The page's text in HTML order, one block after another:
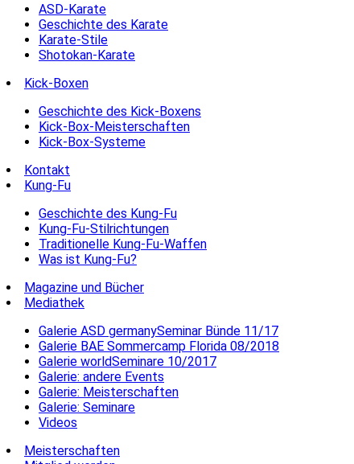
ASD-Karate
Geschichte des Karate
Karate-Stile
Shotokan-Karate
Kick-Boxen
Geschichte des Kick-Boxens
Kick-Box-Meisterschaften
Kick-Box-Systeme
Kontakt
Kung-Fu
Geschichte des Kung-Fu
Kung-Fu-Stilrichtungen
Traditionelle Kung-Fu-Waffen
Was ist Kung-Fu?
Magazine und Bücher
Mediathek
Galerie ASD germanySeminar Bünde 11/17
Galerie BAE Sommercamp Florida 08/2018
Galerie worldSeminare 10/2017
Galerie: andere Events
Galerie: Meisterschaften
Galerie: Seminare
Videos
Meisterschaften